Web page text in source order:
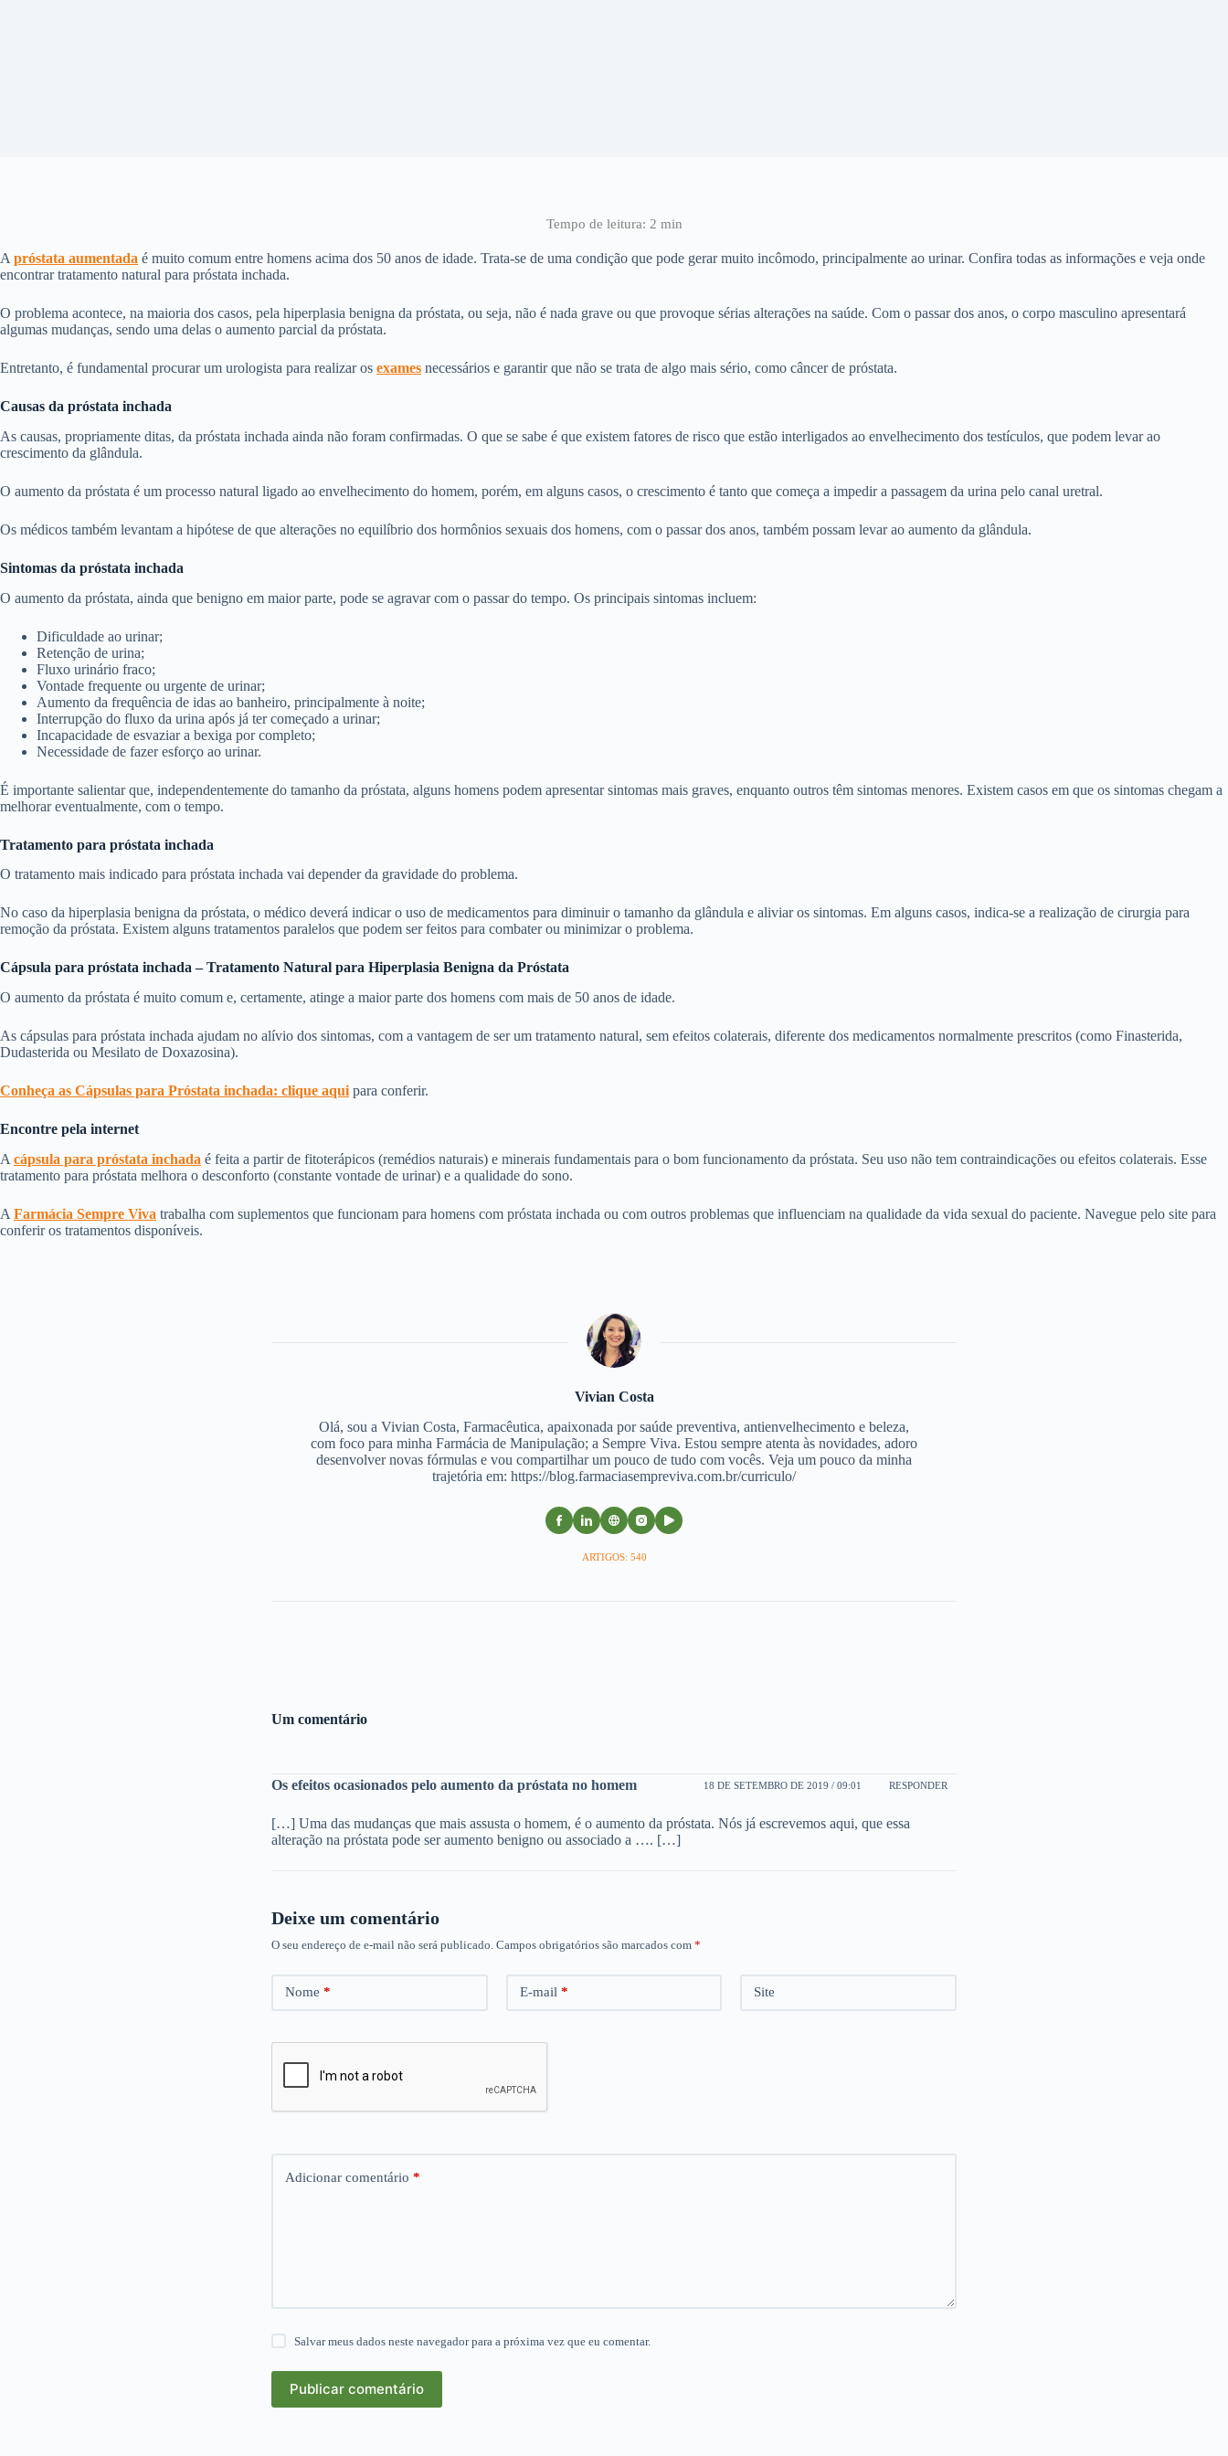
A próstata aumentada é muito comum entre homens acima dos 50 anos de idade. Trata-se de uma condição que pode gerar muito incômodo, principalmente ao urinar. Confira todas as informações e veja onde
encontrar tratamento natural para próstata inchada.
O problema acontece, na maioria dos casos, pela hiperplasia benigna da próstata, ou seja, não é nada grave ou que provoque sérias alterações na saúde. Com o passar dos anos, o corpo masculino apresentará
algumas mudanças, sendo uma delas o aumento parcial da próstata.
Entretanto, é fundamental procurar um urologista para realizar os exames necessários e garantir que não se trata de algo mais sério, como câncer de próstata.
Causas da próstata inchada
As causas, propriamente ditas, da próstata inchada ainda não foram confirmadas. O que se sabe é que existem fatores de risco que estão interligados ao envelhecimento dos testículos, que podem levar ao
crescimento da glândula.
O aumento da próstata é um processo natural ligado ao envelhecimento do homem, porém, em alguns casos, o crescimento é tanto que começa a impedir a passagem da urina pelo canal uretral.
Os médicos também levantam a hipótese de que alterações no equilíbrio dos hormônios sexuais dos homens, com o passar dos anos, também possam levar ao aumento da glândula.
Sintomas da próstata inchada
O aumento da próstata, ainda que benigno em maior parte, pode se agravar com o passar do tempo. Os principais sintomas incluem:
Dificuldade ao urinar;
Retenção de urina;
Fluxo urinário fraco;
Vontade frequente ou urgente de urinar;
Aumento da frequência de idas ao banheiro, principalmente à noite;
Interrupção do fluxo da urina após já ter começado a urinar;
Incapacidade de esvaziar a bexiga por completo;
Necessidade de fazer esforço ao urinar.
É importante salientar que, independentemente do tamanho da próstata, alguns homens podem apresentar sintomas mais graves, enquanto outros têm sintomas menores. Existem casos em que os sintomas chegam a
melhorar eventualmente, com o tempo.
Tratamento para próstata inchada
O tratamento mais indicado para próstata inchada vai depender da gravidade do problema.
No caso da hiperplasia benigna da próstata, o médico deverá indicar o uso de medicamentos para diminuir o tamanho da glândula e aliviar os sintomas. Em alguns casos, indica-se a realização de cirurgia para
remoção da próstata. Existem alguns tratamentos paralelos que podem ser feitos para combater ou minimizar o problema.
Cápsula para próstata inchada – Tratamento Natural para Hiperplasia Benigna da Próstata
O aumento da próstata é muito comum e, certamente, atinge a maior parte dos homens com mais de 50 anos de idade.
As cápsulas para próstata inchada ajudam no alívio dos sintomas, com a vantagem de ser um tratamento natural, sem efeitos colaterais, diferente dos medicamentos normalmente prescritos (como Finasterida,
Dudasterida ou Mesilato de Doxazosina).
Conheça as Cápsulas para Próstata inchada: clique aqui para conferir.
Encontre pela internet
A cápsula para próstata inchada é feita a partir de fitoterápicos (remédios naturais) e minerais fundamentais para o bom funcionamento da próstata. Seu uso não tem contraindicações ou efeitos colaterais. Esse
tratamento para próstata melhora o desconforto (constante vontade de urinar) e a qualidade do sono.
A Farmácia Sempre Viva trabalha com suplementos que funcionam para homens com próstata inchada ou com outros problemas que influenciam na qualidade da vida sexual do paciente. Navegue pelo site para
conferir os tratamentos disponíveis.
Vivian Costa
Olá, sou a Vivian Costa, Farmacêutica, apaixonada por saúde preventiva, antienvelhecimento e beleza,
com foco para minha Farmácia de Manipulação; a Sempre Viva. Estou sempre atenta às novidades, adoro
desenvolver novas fórmulas e vou compartilhar um pouco de tudo com vocês. Veja um pouco da minha
trajetória em: https://blog.farmaciasempreviva.com.br/curriculo/
ARTIGOS: 540
Um comentário
Os efeitos ocasionados pelo aumento da próstata no homem 18 DE SETEMBRO DE 2019 / 09:01 RESPONDER
[…] Uma das mudanças que mais assusta o homem, é o aumento da próstata. Nós já escrevemos aqui, que essa
alteração na próstata pode ser aumento benigno ou associado a …. […]
Deixe um comentário
O seu endereço de e-mail não será publicado. Campos obrigatórios são marcados com *
Nome * E-mail* Site
Adicionar comentário *
Salvar meus dados neste navegador para a próxima vez que eu comentar.
Publicar comentário